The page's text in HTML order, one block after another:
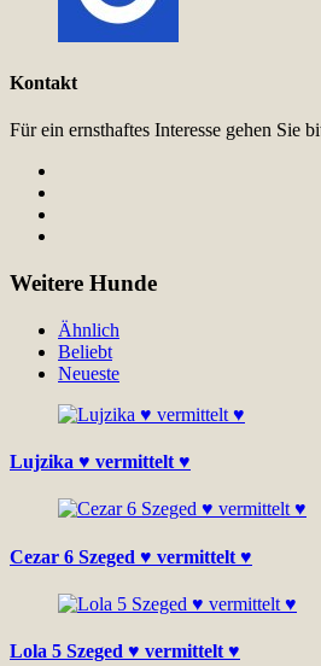
Kontakt
Für ein ernsthaftes Interesse gehen Sie
Weitere Hunde
Ähnlich
Beliebt
Neueste
Lujzika ♥ vermittelt ♥
Cezar 6 Szeged ♥ vermittelt ♥
Lola 5 Szeged ♥ vermittelt ♥